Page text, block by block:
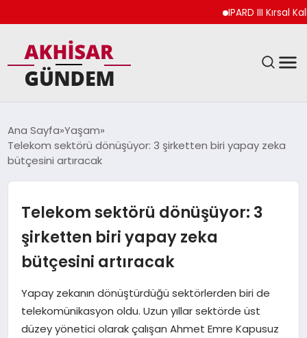
IPARD III Kırsal
DÜNYA
TEKNOLOJI
YAŞAM
Ana Sayfa Yaşam
Telekom sektörü dönüşüyor: 3 şirketten biri yapay zeka
bütçesini artıracak
Telekom sektörü dönüşüyor: 3
şirketten biri yapay zeka
bütçesini artıracak
Yapay zekanın dönüştürdüğü sektörlerden biri de
telekomünikasyon oldu. Uzun yıllar sektörde üst
düzey yönetici olarak çalışan Ahmet Emre Kapusuz